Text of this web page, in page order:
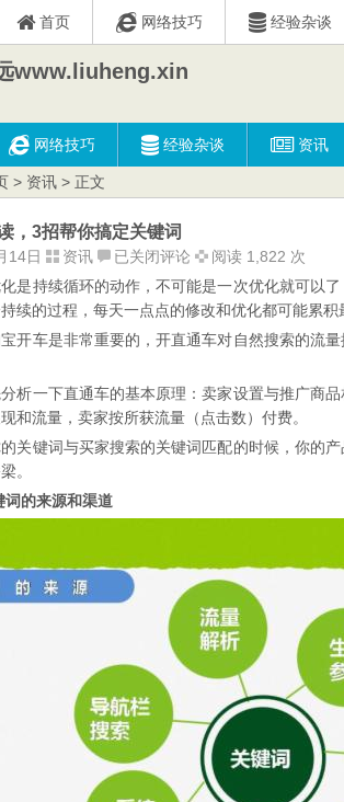
首页 网络技巧 经验杂谈
www.liuheng.xin
网络技巧 经验杂谈 资讯
> 资讯 > 正文
，3招帮你搞定关键词
14日 资讯
流
量
提
必
3
招
帮
定
键
已关闭评论
阅读 1,822 次
是持续循环的动作，不可能是一次优化就可以
续的过程，每天一点点的修改和优化都可能累积
开车是非常重要的，开直通车对自然搜索的流
析一下直通车的基本原理：卖家设置与推广商
和流量，卖家按所获流量（点击数）付费。
关键词与买家搜索的关键词匹配的时候，你的
。
词的来源和渠道